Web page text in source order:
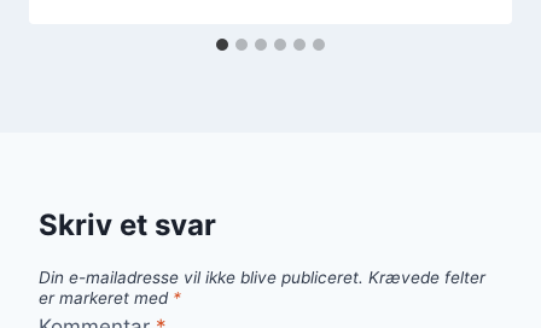
Skriv et svar
Din e-mailadresse vil ikke blive publiceret. Krævede felter
er markeret med *